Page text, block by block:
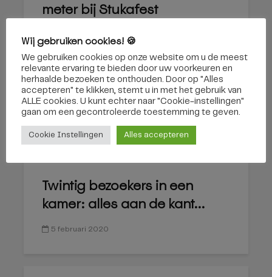
meter bij Stukafest
NIEUWS
Twintig bezoekers in een
kamer: alles aan de kant...
5 februari 2020
Wij gebruiken cookies! 🍪
We gebruiken cookies op onze website om u de meest
relevante ervaring te bieden door uw voorkeuren en
herhaalde bezoeken te onthouden. Door op "Alles
accepteren" te klikken, stemt u in met het gebruik van
ALLE cookies. U kunt echter naar "Cookie-instellingen"
gaan om een ​​gecontroleerde toestemming te geven.
Cookie Instellingen Alles accepteren